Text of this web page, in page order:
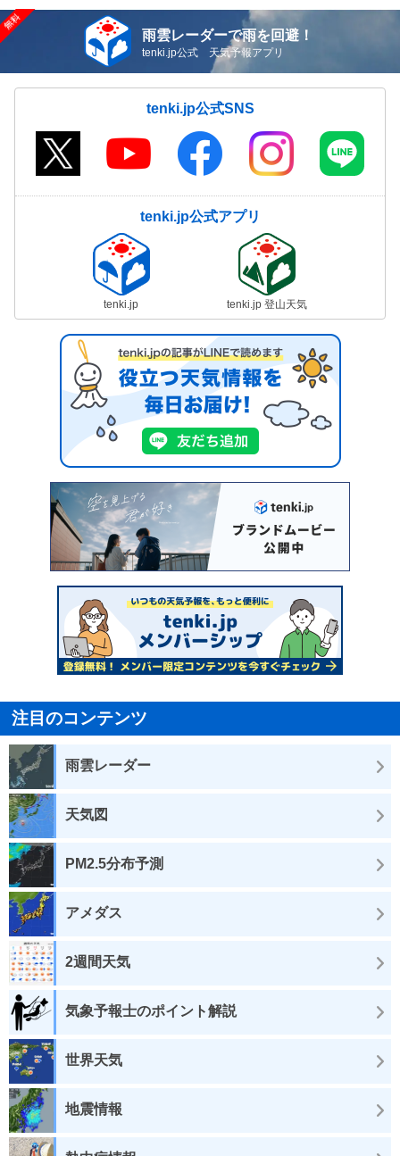
雨雲レーダーで雨を回避！
tenki.jp公式 天気予報アプリ
tenki.jp公式SNS
tenki.jp公式アプリ
tenki.jp tenki.jp 登山天気
注目のコンテンツ
雨雲レーダー
天気図
PM2.5分布予測
アメダス
2週間天気
気象予報士のポイント解説
世界天気
地震情報